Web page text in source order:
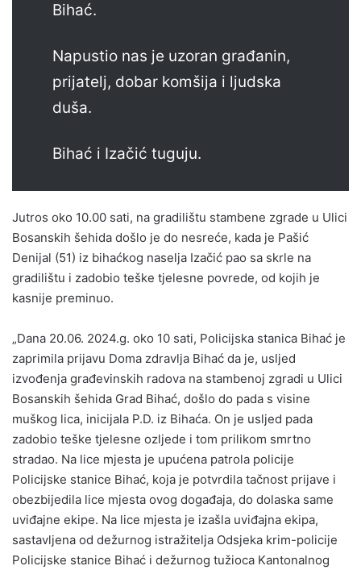
Bihać.
Napustio nas je uzoran građanin,
prijatelj, dobar komšija i ljudska
duša.
Bihać i Izačić tuguju.
Jutros oko 10.00 sati, na gradilištu stambene zgrade u Ulici
Bosanskih šehida došlo je do nesreće, kada je Pašić
Denijal (51) iz bihaćkog naselja Izačić pao sa skrle na
gradilištu i zadobio teške tjelesne povrede, od kojih je
kasnije preminuo.
„Dana 20.06. 2024.g. oko 10 sati, Policijska stanica Bihać je
zaprimila prijavu Doma zdravlja Bihać da je, usljed
izvođenja građevinskih radova na stambenoj zgradi u Ulici
Bosanskih šehida Grad Bihać, došlo do pada s visine
muškog lica, inicijala P.D. iz Bihaća. On je usljed pada
zadobio teške tjelesne ozljede i tom prilikom smrtno
stradao. Na lice mjesta je upućena patrola policije
Policijske stanice Bihać, koja je potvrdila tačnost prijave i
obezbijedila lice mjesta ovog događaja, do dolaska same
uviđajne ekipe. Na lice mjesta je izašla uviđajna ekipa,
sastavljena od dežurnog istražitelja Odsjeka krim-policije
Policijske stanice Bihać i dežurnog tužioca Kantonalnog